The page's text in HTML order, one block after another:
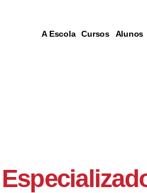
A Escola Cursos Alunos